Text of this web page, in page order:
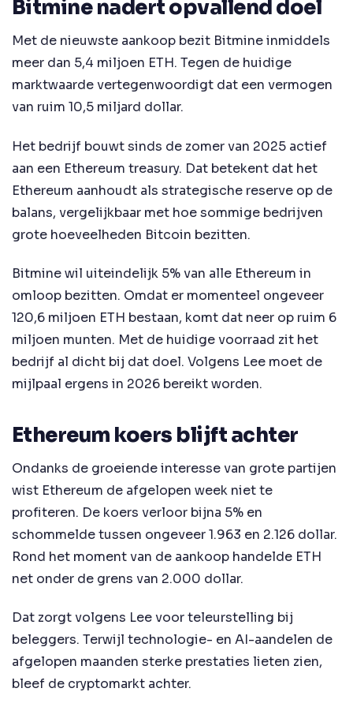
Bitmine nadert opvallend doel
Met de nieuwste aankoop bezit Bitmine inmiddels
meer dan 5,4 miljoen ETH. Tegen de huidige
marktwaarde vertegenwoordigt dat een vermogen
van ruim 10,5 miljard dollar.
Het bedrijf bouwt sinds de zomer van 2025 actief
aan een Ethereum treasury. Dat betekent dat het
Ethereum aanhoudt als strategische reserve op de
balans, vergelijkbaar met hoe sommige bedrijven
grote hoeveelheden Bitcoin bezitten.
Bitmine wil uiteindelijk 5% van alle Ethereum in
omloop bezitten. Omdat er momenteel ongeveer
120,6 miljoen ETH bestaan, komt dat neer op ruim 6
miljoen munten. Met de huidige voorraad zit het
bedrijf al dicht bij dat doel. Volgens Lee moet de
mijlpaal ergens in 2026 bereikt worden.
Ethereum koers blijft achter
Ondanks de groeiende interesse van grote partijen
wist Ethereum de afgelopen week niet te
profiteren. De koers verloor bijna 5% en
schommelde tussen ongeveer 1.963 en 2.126 dollar.
Rond het moment van de aankoop handelde ETH
net onder de grens van 2.000 dollar.
Dat zorgt volgens Lee voor teleurstelling bij
beleggers. Terwijl technologie- en AI-aandelen de
afgelopen maanden sterke prestaties lieten zien,
bleef de cryptomarkt achter.